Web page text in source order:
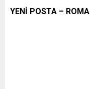
YENİ POSTA – ROMA